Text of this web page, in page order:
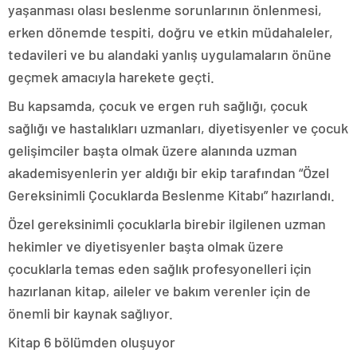
yaşanması olası beslenme sorunlarının önlenmesi,
erken dönemde tespiti, doğru ve etkin müdahaleler,
tedavileri ve bu alandaki yanlış uygulamaların önüne
geçmek amacıyla harekete geçti.
Bu kapsamda, çocuk ve ergen ruh sağlığı, çocuk
sağlığı ve hastalıkları uzmanları, diyetisyenler ve çocuk
gelişimciler başta olmak üzere alanında uzman
akademisyenlerin yer aldığı bir ekip tarafından “Özel
Gereksinimli Çocuklarda Beslenme Kitabı” hazırlandı.
Özel gereksinimli çocuklarla birebir ilgilenen uzman
hekimler ve diyetisyenler başta olmak üzere
çocuklarla temas eden sağlık profesyonelleri için
hazırlanan kitap, aileler ve bakım verenler için de
önemli bir kaynak sağlıyor.
Kitap 6 bölümden oluşuyor